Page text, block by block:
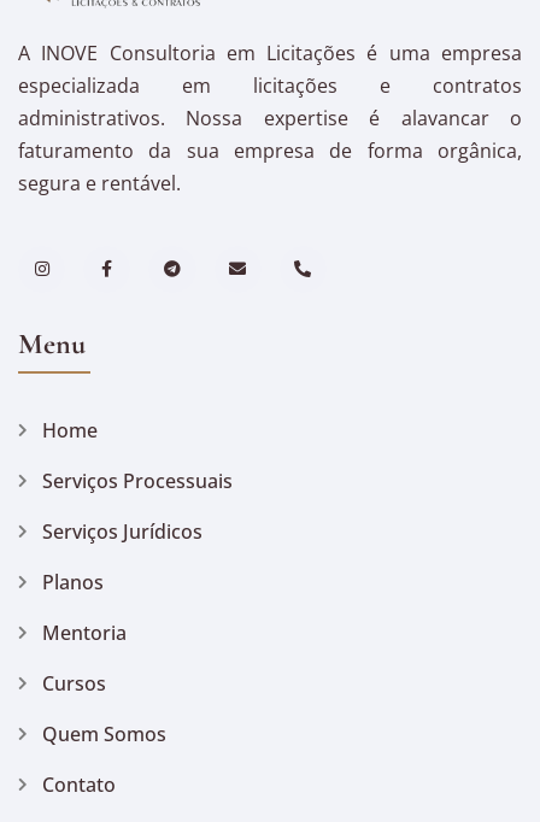
A INOVE Consultoria em Licitações é uma empresa
especializada em licitações e contratos
administrativos. Nossa expertise é alavancar o
faturamento da sua empresa de forma orgânica,
segura e rentável.
Menu
Home
Serviços Processuais
Serviços Jurídicos
Planos
Mentoria
Cursos
Quem Somos
Contato